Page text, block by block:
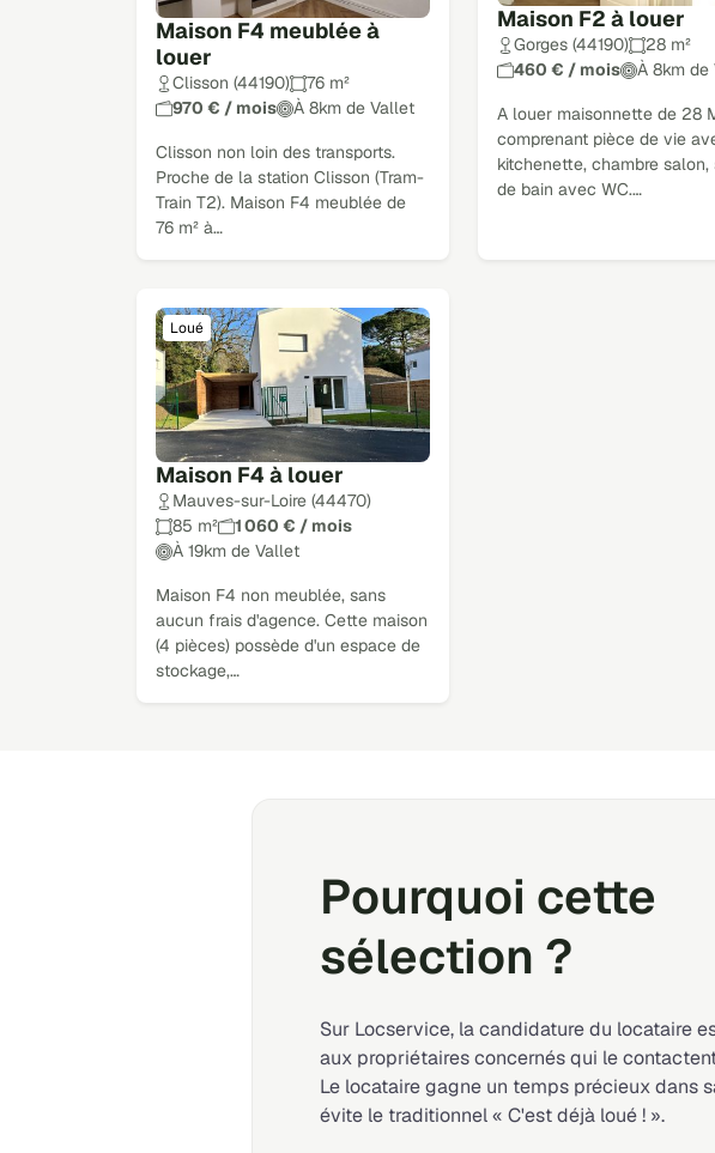
Maison F4 meublée à
louer
Clisson (44190)
76 m²
970 € / mois
À 8km de Vallet
Clisson non loin des transports.
Proche de la station Clisson (Tram-
Train T2). Maison F4 meublée de
76 m² à…
Maison F2 à louer
Gorges (44190)
28 m²
460 € / mois
À 8km de
A louer maisonnette de 28
comprenant pièce de vie
kitchenette, chambre salon,
de bain avec WC.…
Maison F4 à louer
Loué
Mauves-sur-Loire (44470)
85 m²
1 060 € / mois
À 19km de Vallet
Maison F4 non meublée, sans
aucun frais d'agence. Cette maison
(4 pièces) possède d'un espace de
stockage,…
Pourquoi cette
sélection ?
Sur Locservice, la candidature du locataire
aux propriétaires concernés qui le
Le locataire gagne un temps précieux dans
évite le traditionnel « C'est déjà loué ! ».